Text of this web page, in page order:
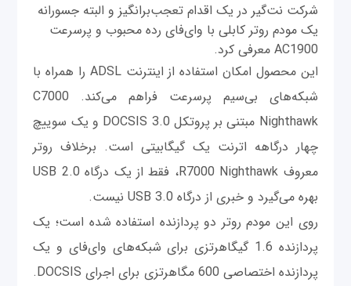
شرکت نت‌گیر در یک اقدام تعجب‌برانگیز و البته جسورانه
یک مودم روتر کابلی با وای‌فای رده محبوب و پرسرعت
AC1900 معرفی کرد.
این محصول امکان استفاده از اینترنت ADSL را همراه با
شبکه‌های بی‌سیم پرسرعت فراهم می‌کند. C7000
Nighthawk مبتنی بر پروتکل DOCSIS 3.0 و یک سوییچ
چهار درگاهه اترنت یک گیگابیتی است. برخلاف روتر
معروف R7000 Nighthawk، فقط از یک درگاه USB 2.0
بهره می‌گیرد و خبری از درگاه USB 3.0 نیست.
روی این مودم روتر دو پردازنده استفاده شده است؛ یک
پردازنده 1.6 گیگاهرتزی برای شبکه‌های وای‌فای و یک
پردازنده اختصاصی 600 مگاهرتزی برای اجرای DOCSIS.